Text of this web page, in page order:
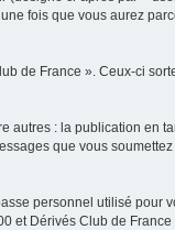
fois que vous aurez
de France ». Ceux-ci
autres : la publication en
que vous
personnel utilisé pour
et Dérivés Club de